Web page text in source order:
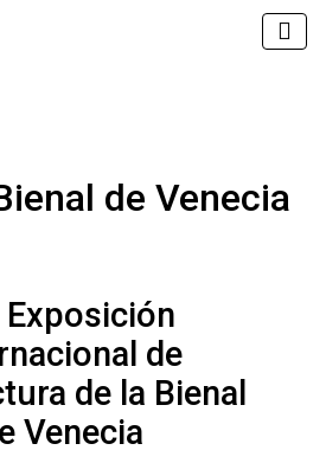
de Venecia
Exposición
de
de la Bienal
Venecia